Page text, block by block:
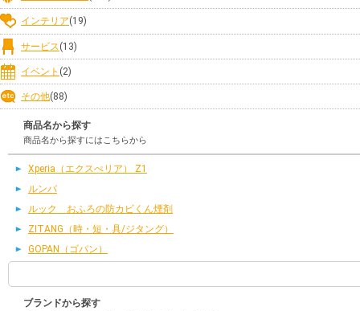
インテリア(19)
サービス (13)
イベント (2)
その他(88)
商品名から探す
商品名から探すにはこちらから
Xperia（エクスぺリア） Z1
ルンバ
ルック おふろの防カビくん煙剤
ZITANG（時・短・具/ジタング）
GOPAN（ゴパン）
ブランドから探す